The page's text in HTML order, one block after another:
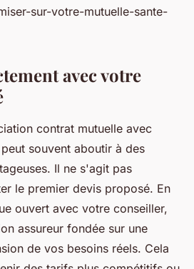
sur-votre-mutuelle-sante-
avec votre
contrat mutuelle avec
souvent aboutir à des
Il ne s'agit pas
le premier devis proposé. En
ouvert avec votre conseiller,
assureur fondée sur une
de vos besoins réels. Cela